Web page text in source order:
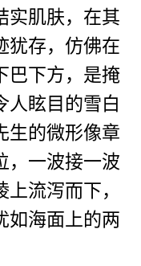
实肌肤，在其
犹存，仿佛在
巴下方，是掩
人眩目的雪白
生的微形像章
，一波接一波
流泻而下，
如海面上的两